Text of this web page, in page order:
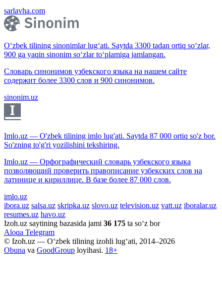
sarlavha.com
O‘zbek tilining sinonimlar lug‘ati. Saytda 3300 tadan ortiq so‘zlar,
900 ga yaqin sinonim so‘zlar to‘plamiga jamlangan.
Словарь синонимов узбекского языка на нашем сайте
содержит более 3300 слов и 900 синонимов.
sinonim.uz
Imlo.uz — O'zbek tilining imlo lug'ati. Saytda 87 000 ortiq so'z bor.
So'zning to'g'ri yozilishini tekshiring.
Imlo.uz — Орфографический словарь узбекского языка
позволяющий проверить правописание узбекских слов на
латинице и кириллице. В базе более 87 000 слов.
imlo.uz
ibora.uz salsa.uz skripka.uz slovo.uz television.uz vatt.uz iboralar.uz
resumes.uz havo.uz
Izoh.uz saytining bazasida jami 36 175 ta so‘z bor
Aloqa Telegram
© Izoh.uz — O‘zbek tilining izohli lug‘ati, 2014–2026
Obuna va GoodGroup loyihasi. 18+